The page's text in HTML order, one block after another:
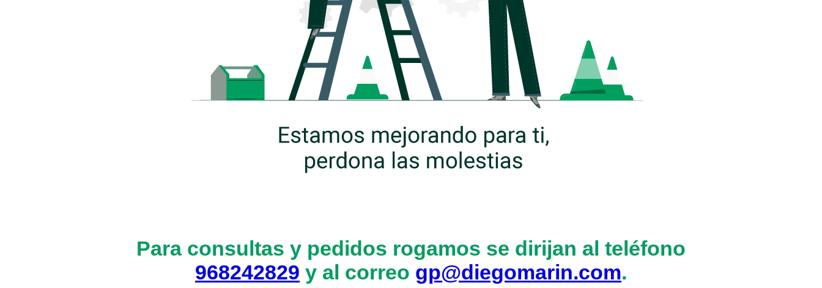
Para consultas y pedidos rogamos se dirijan al teléfono
968242829 y al correo gp@diegomarin.com.